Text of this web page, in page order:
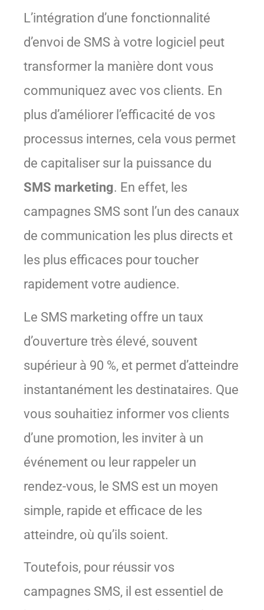
L’intégration d’une fonctionnalité
d’envoi de SMS à votre logiciel peut
transformer la manière dont vous
communiquez avec vos clients. En
plus d’améliorer l’efficacité de vos
processus internes, cela vous permet
de capitaliser sur la puissance du
SMS marketing. En effet, les
campagnes SMS sont l’un des canaux
de communication les plus directs et
les plus efficaces pour toucher
rapidement votre audience.
Le SMS marketing offre un taux
d’ouverture très élevé, souvent
supérieur à 90 %, et permet d’atteindre
instantanément les destinataires. Que
vous souhaitiez informer vos clients
d’une promotion, les inviter à un
événement ou leur rappeler un
rendez-vous, le SMS est un moyen
simple, rapide et efficace de les
atteindre, où qu’ils soient.
Toutefois, pour réussir vos
campagnes SMS, il est essentiel de